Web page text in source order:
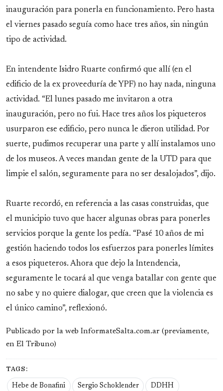
inauguración para ponerla en funcionamiento. Pero hasta
el viernes pasado seguía como hace tres años, sin ningún
tipo de actividad.
En intendente Isidro Ruarte confirmó que allí (en el
edificio de la ex proveeduría de YPF) no hay nada, ninguna
actividad. “El lunes pasado me invitaron a otra
inauguración, pero no fui. Hace tres años los piqueteros
usurparon ese edificio, pero nunca le dieron utilidad. Por
suerte, pudimos recuperar una parte y allí instalamos uno
de los museos. A veces mandan gente de la UTD para que
limpie el salón, seguramente para no ser desalojados”, dijo.
Ruarte recordó, en referencia a las casas construidas, que
el municipio tuvo que hacer algunas obras para ponerles
servicios porque la gente los pedía. “Pasé 10 años de mi
gestión haciendo todos los esfuerzos para ponerles límites
a esos piqueteros. Ahora que dejo la Intendencia,
seguramente le tocará al que venga batallar con gente que
no sabe y no quiere dialogar, que creen que la violencia es
el único camino”, reflexionó.
Publicado por la web InformateSalta.com.ar (previamente,
en El Tribuno)
TAGS:
Hebe de Bonafini Sergio Schoklender DDHH